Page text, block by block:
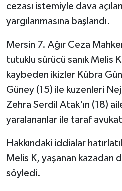
cezası istemiyle dava
yargılanmasına başlandı.
Mersin 7. Ağır Ceza
tutuklu sürücü sanık Melis
kaybeden ikizler Kübra
Güney (15) ile kuzenleri
Zehra Serdil Atak'ın (18)
yaralananlar ile taraf
Hakkındaki iddialar
Melis K, yaşanan kazadan
söyledi.